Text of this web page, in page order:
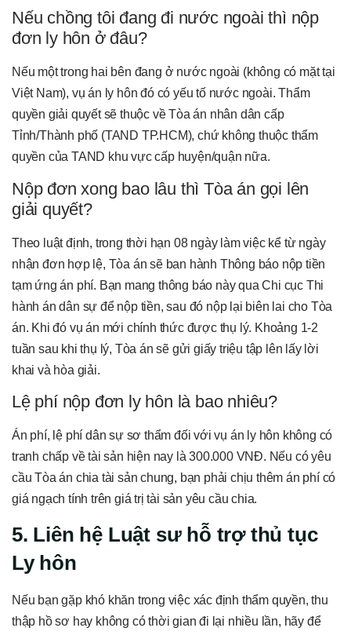
Nếu chồng tôi đang đi nước ngoài thì nộp
đơn ly hôn ở đâu?
Nếu một trong hai bên đang ở nước ngoài (không có mặt tại
Việt Nam), vụ án ly hôn đó có yếu tố nước ngoài. Thẩm
quyền giải quyết sẽ thuộc về Tòa án nhân dân cấp
Tỉnh/Thành phố (TAND TP.HCM), chứ không thuộc thẩm
quyền của TAND khu vực cấp huyện/quận nữa.
Nộp đơn xong bao lâu thì Tòa án gọi lên
giải quyết?
Theo luật định, trong thời hạn 08 ngày làm việc kể từ ngày
nhận đơn hợp lệ, Tòa án sẽ ban hành Thông báo nộp tiền
tạm ứng án phí. Bạn mang thông báo này qua Chi cục Thi
hành án dân sự để nộp tiền, sau đó nộp lại biên lai cho Tòa
án. Khi đó vụ án mới chính thức được thụ lý. Khoảng 1-2
tuần sau khi thụ lý, Tòa án sẽ gửi giấy triệu tập lên lấy lời
khai và hòa giải.
Lệ phí nộp đơn ly hôn là bao nhiêu?
Án phí, lệ phí dân sự sơ thẩm đối với vụ án ly hôn không có
tranh chấp về tài sản hiện nay là 300.000 VNĐ. Nếu có yêu
cầu Tòa án chia tài sản chung, bạn phải chịu thêm án phí có
giá ngạch tính trên giá trị tài sản yêu cầu chia.
5. Liên hệ Luật sư hỗ trợ thủ tục
Ly hôn
Nếu bạn gặp khó khăn trong việc xác định thẩm quyền, thu
thập hồ sơ hay không có thời gian đi lại nhiều lần, hãy để